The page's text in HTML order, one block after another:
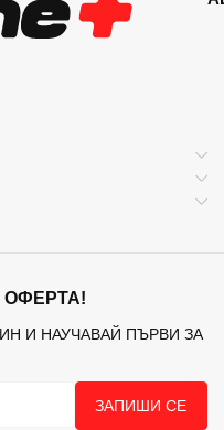
ОФЕРТА!
И НАУЧАВАЙ ПЪРВИ ЗА
ЗАПИШИ СЕ